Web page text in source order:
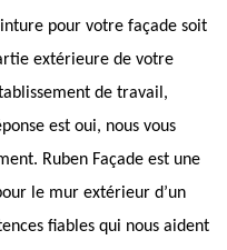
pour votre façade soit
extérieure de votre
de travail,
est oui, nous vous
Ruben Façade est une
le mur extérieur d’un
fiables qui nous aident